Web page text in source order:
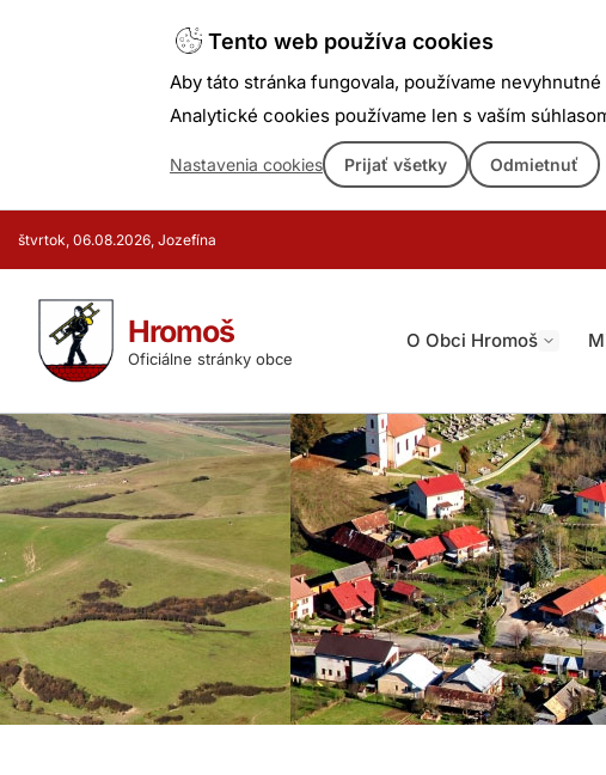
Tento web používa cookies
Aby táto stránka fungovala, používame
Analytické cookies používame len s vaším
Nastavenia cookies Prijať všetky Odmietnuť
štvrtok, 06.08.2026, Jozefína
Hromoš
Oficiálne stránky obce
O Obci Hromoš